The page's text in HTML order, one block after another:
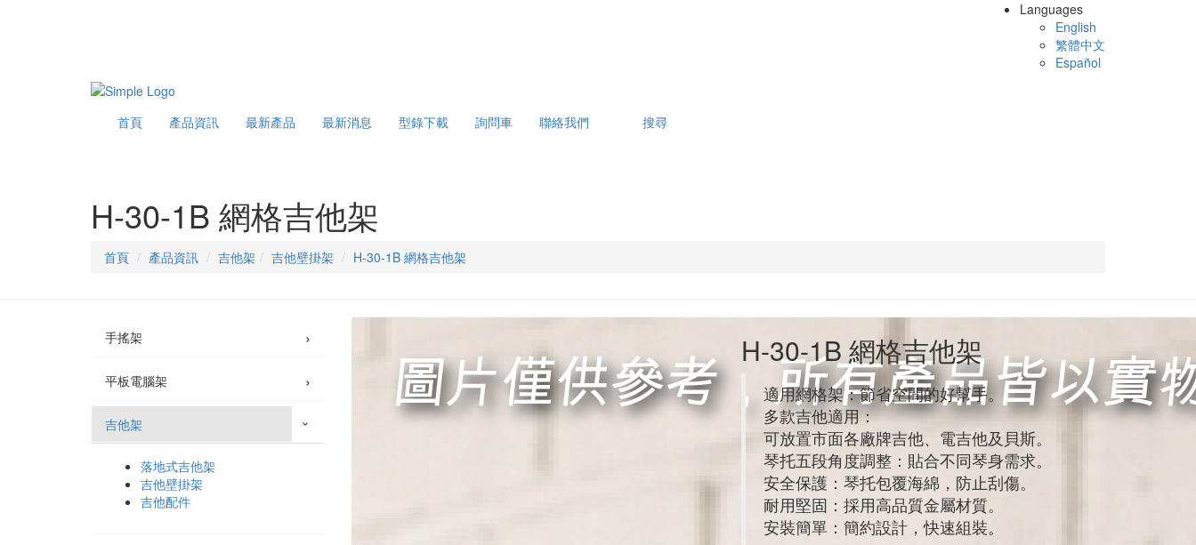
Languages
English
繁體中文
Español
首頁 產品資訊 最新產品 最新消息 型錄下載 詢問車 聯絡我們 搜尋
H-30-1B 網格吉他架
首頁 產品資訊 吉他架 吉他壁掛架 H-30-1B 網格吉他架
H-30-1B 網格吉他架
適用網格架：節省空間的好幫手。
多款吉他適用：
可放置市面各廠牌吉他、電吉他及貝斯。
琴托五段角度調整：貼合不同琴身需求。
安全保護：琴托包覆海綿，防止刮傷。
耐用堅固：採用高品質金屬材質。
安裝簡單：簡約設計，快速組裝。
手搖架 ›
平板電腦架 ›
吉他架 ›
落地式吉他架
吉他壁掛架
吉他配件